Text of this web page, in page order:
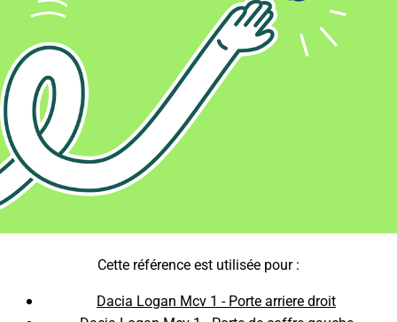
Cette référence est utilisée pour :
Dacia Logan Mcv 1 - Porte arriere droit